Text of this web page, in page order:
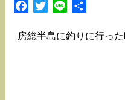
Facebook
TwitterLine
房総半島に釣りに行った